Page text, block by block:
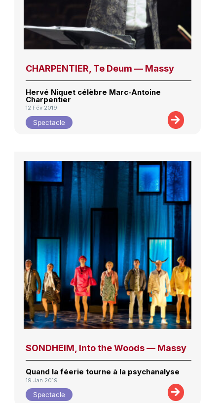
CHARPENTIER, Te Deum — Massy
Hervé Niquet célèbre Marc-Antoine
Charpentier
12 Fév 2019
Spectacle
SONDHEIM, Into the Woods — Massy
Quand la féerie tourne à la psychanalyse
19 Jan 2019
Spectacle